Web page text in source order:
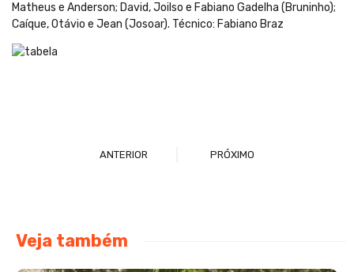
Matheus e Anderson; David, Joilso e Fabiano Gadelha (Bruninho);
Caíque, Otávio e Jean (Josoar). Técnico: Fabiano Braz
ANTERIOR PRÓXIMO
Veja também